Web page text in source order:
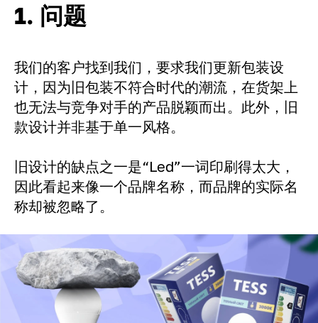
1. 问题
我们的客户找到我们，要求我们更新包装设
计，因为旧包装不符合时代的潮流，在货架上
也无法与竞争对手的产品脱颖而出。此外，旧
款设计并非基于单一风格。
旧设计的缺点之一是“Led”一词印刷得太大，
因此看起来像一个品牌名称，而品牌的实际名
称却被忽略了。